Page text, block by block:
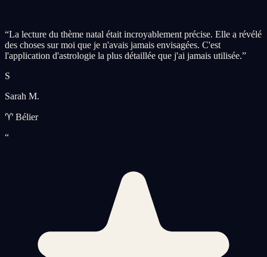
“La lecture du thème natal était incroyablement précise. Elle a révélé
des choses sur moi que je n'avais jamais envisagées. C'est
l'application d'astrologie la plus détaillée que j'ai jamais utilisée.”
S
Sarah M.
♈ Bélier
“